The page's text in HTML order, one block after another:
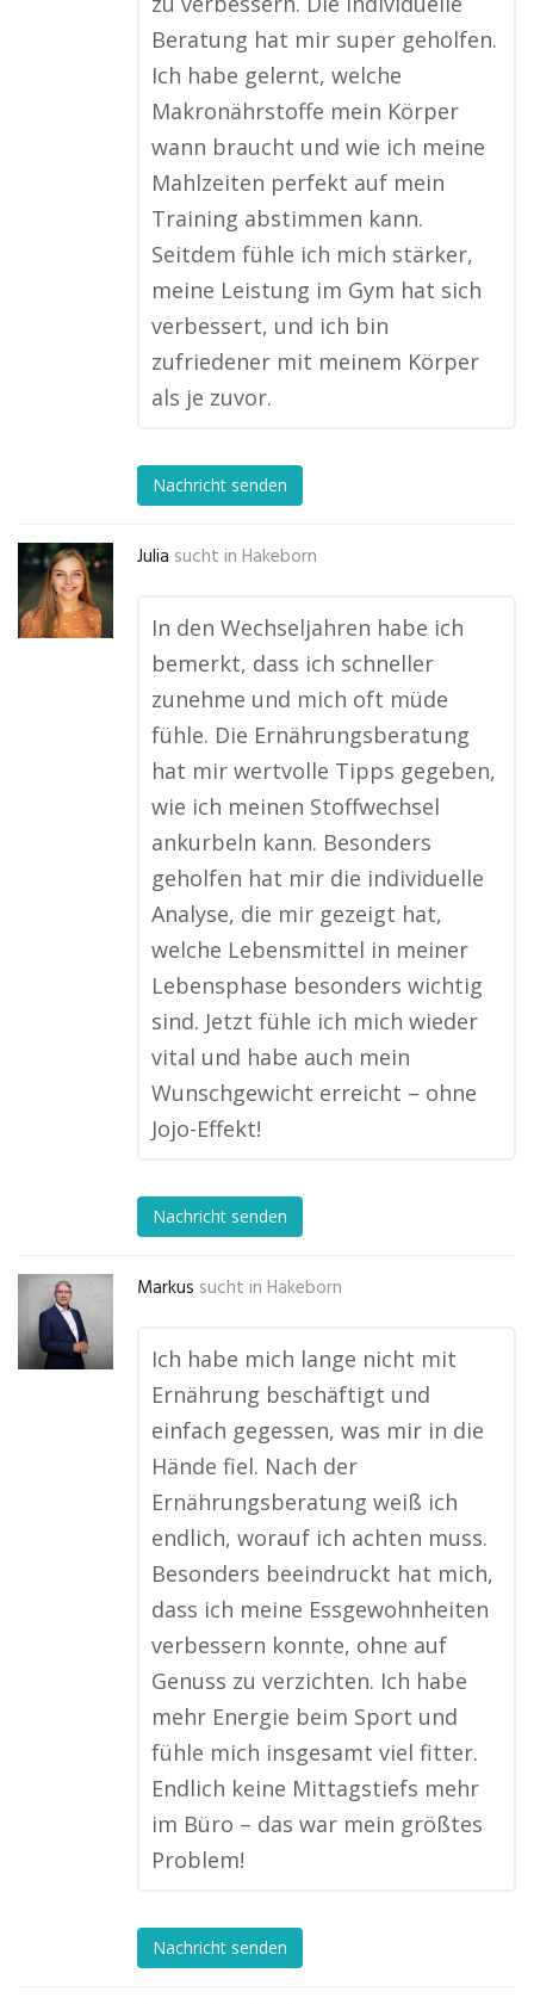
Beratung hat mir super geholfen.
Ich habe gelernt, welche
Makronährstoffe mein Körper
wann braucht und wie ich meine
Mahlzeiten perfekt auf mein
Training abstimmen kann.
Seitdem fühle ich mich stärker,
meine Leistung im Gym hat sich
verbessert, und ich bin
zufriedener mit meinem Körper
als je zuvor.
Nachricht senden
Julia sucht in Hakeborn
In den Wechseljahren habe ich
bemerkt, dass ich schneller
zunehme und mich oft müde
fühle. Die Ernährungsberatung
hat mir wertvolle Tipps gegeben,
wie ich meinen Stoffwechsel
ankurbeln kann. Besonders
geholfen hat mir die individuelle
Analyse, die mir gezeigt hat,
welche Lebensmittel in meiner
Lebensphase besonders wichtig
sind. Jetzt fühle ich mich wieder
vital und habe auch mein
Wunschgewicht erreicht – ohne
Jojo-Effekt!
Nachricht senden
Markus sucht in Hakeborn
Ich habe mich lange nicht mit
Ernährung beschäftigt und
einfach gegessen, was mir in die
Hände fiel. Nach der
Ernährungsberatung weiß ich
endlich, worauf ich achten muss.
Besonders beeindruckt hat mich,
dass ich meine Essgewohnheiten
verbessern konnte, ohne auf
Genuss zu verzichten. Ich habe
mehr Energie beim Sport und
fühle mich insgesamt viel fitter.
Endlich keine Mittagstiefs mehr
im Büro – das war mein größtes
Problem!
Nachricht senden